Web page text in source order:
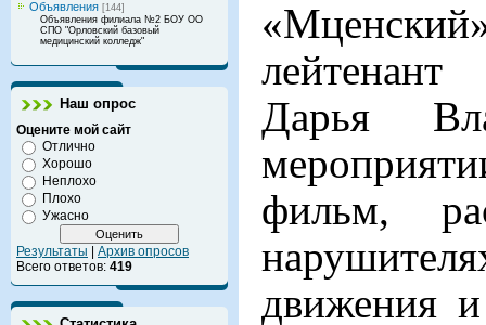
Объявления [144]
Объявления филиала №2 БОУ ОО
СПО "Орловский базовый
медицинский колледж"
Наш опрос
Оцените мой сайт
Отлично
Хорошо
Неплохо
Плохо
Ужасно
Результаты
Архив опросов
Всего ответов: 419
Дарья
фильм,
движения